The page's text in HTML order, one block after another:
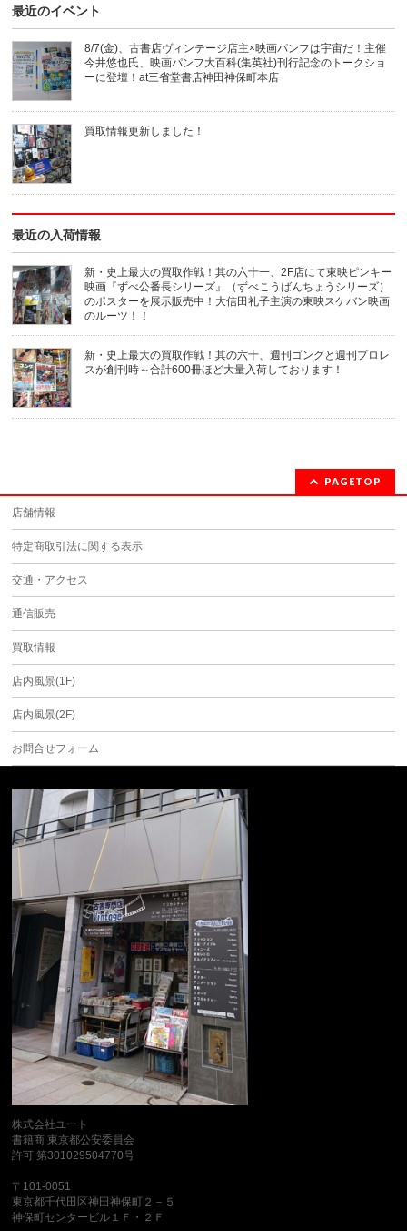
最近のイベント
8/7(金)、古書店ヴィンテージ店主×映画パンフは宇宙だ！主催
今井悠也氏、映画パンフ大百科(集英社)刊行記念のトークショ
ーに登壇！at三省堂書店神田神保町本店
買取情報更新しました！
最近の入荷情報
新・史上最大の買取作戦！其の六十一、2F店にて東映ピンキー
映画『ずべ公番長シリーズ』（ずべこうばんちょうシリーズ）
のポスターを展示販売中！大信田礼子主演の東映スケバン映画
のルーツ！！
新・史上最大の買取作戦！其の六十、週刊ゴングと週刊プロレ
スが創刊時～合計600冊ほど大量入荷しております！
PAGETOP
店舗情報
特定商取引法に関する表示
交通・アクセス
通信販売
買取情報
店内風景(1F)
店内風景(2F)
お問合せフォーム
株式会社ユート
書籍商 東京都公安委員会
許可 第301029504770号
〒101-0051
東京都千代田区神田神保町２－５
神保町センタービル１Ｆ・２Ｆ